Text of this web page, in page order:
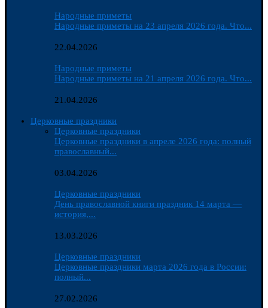
Народные приметы
Народные приметы на 23 апреля 2026 года. Что...
22.04.2026
Народные приметы
Народные приметы на 21 апреля 2026 года. Что...
21.04.2026
Церковные праздники
Церковные праздники
Церковные праздники в апреле 2026 года: полный
православный...
03.04.2026
Церковные праздники
День православной книги праздник 14 марта —
история,...
13.03.2026
Церковные праздники
Церковные праздники марта 2026 года в России:
полный...
27.02.2026